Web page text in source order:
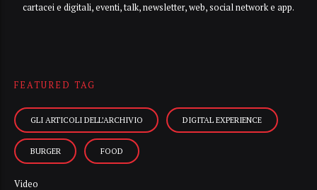
cartacei e digitali, eventi, talk, newsletter, web, social network e app.
FEATURED TAG
GLI ARTICOLI DELL’ARCHIVIO DIGITAL EXPERIENCE
BURGER FOOD
Video